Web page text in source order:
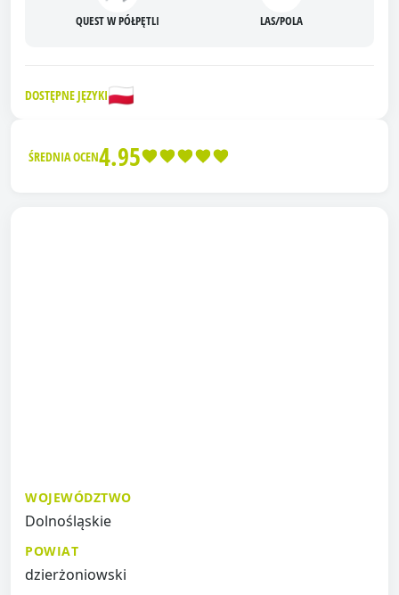
QUEST W PÓŁPĘTLI LAS/POLA
DOSTĘPNE JĘZYKI🇵🇱
ŚREDNIA OCEN4.95
WOJEWÓDZTWO
Dolnośląskie
POWIAT
dzierżoniowski